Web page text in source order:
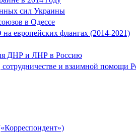
сил Украины
в Одессе
европейских флангах (2014-2021)
ДНР и ЛНР в Россию
и взаимной